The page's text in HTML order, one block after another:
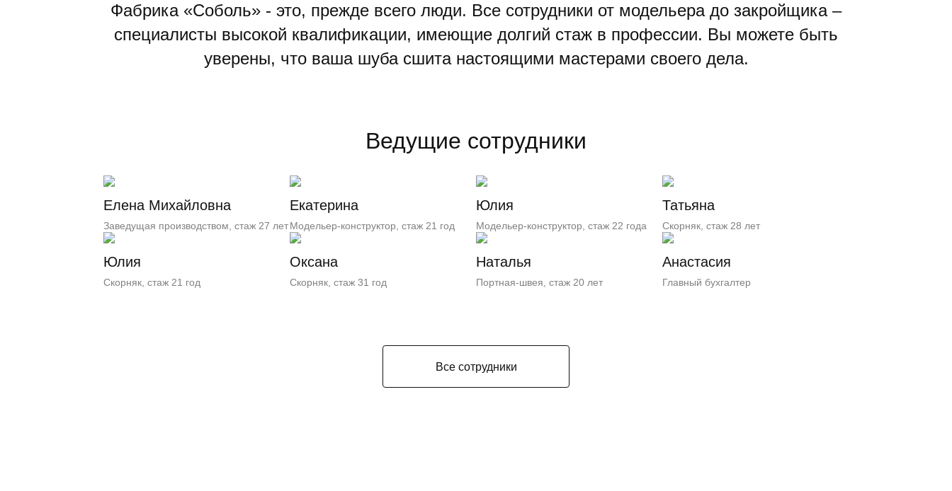
Фабрика «Соболь» - это, прежде всего люди. Все сотрудники от модельера до закройщика –
специалисты высокой квалификации, имеющие долгий стаж в профессии. Вы можете быть
уверены, что ваша шуба сшита настоящими мастерами своего дела.
Ведущие сотрудники
Елена Михайловна
Заведущая производством, стаж 27 лет
Екатерина
Модельер-конструктор, стаж 21 год
Юлия
Модельер-конструктор, стаж 22 года
Татьяна
Скорняк, стаж 28 лет
Юлия
Скорняк, стаж 21 год
Оксана
Скорняк, стаж 31 год
Наталья
Портная-швея, стаж 20 лет
Анастасия
Главный бухгалтер
Все сотрудники